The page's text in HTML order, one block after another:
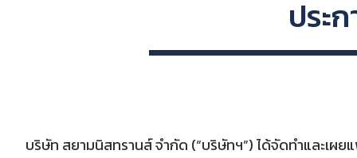
ประ
บริษัท สยามนิสทรานส์ จำกัด (“บริษัทฯ”) ได้จัดทำและเผ